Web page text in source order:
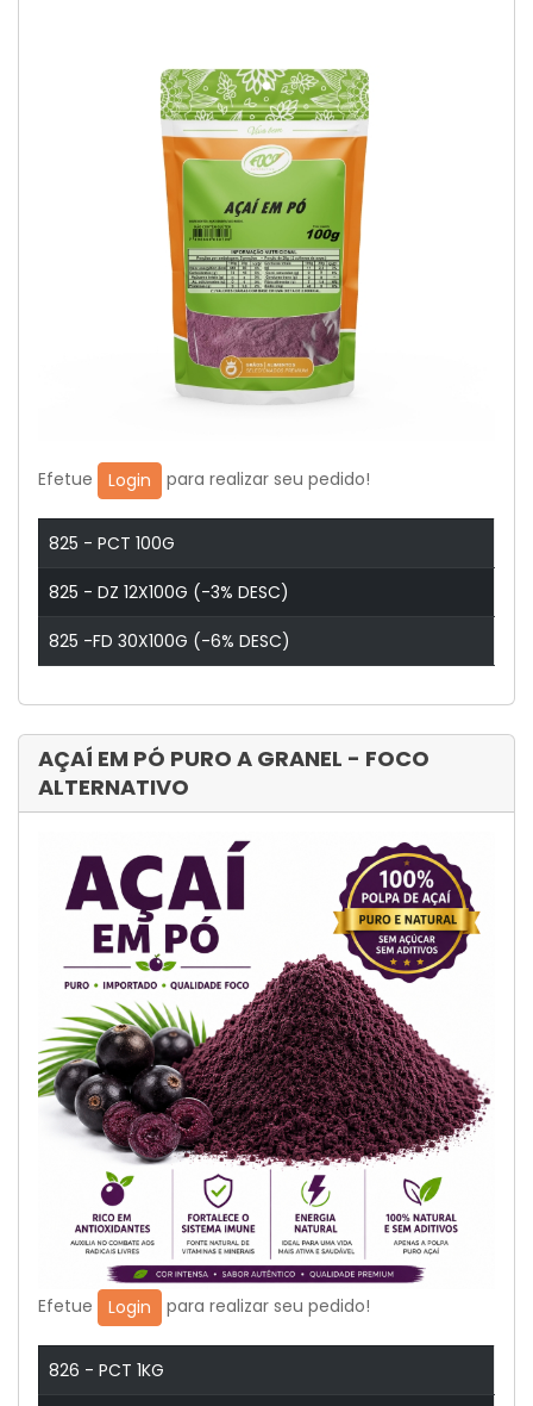
Efetue Login para realizar seu pedido!
825 - PCT 100G
825 - DZ 12X100G (-3% DESC)
825 -FD 30X100G (-6% DESC)
AÇAÍ EM PÓ PURO A GRANEL - FOCO
ALTERNATIVO
Efetue Login para realizar seu pedido!
826 - PCT 1KG